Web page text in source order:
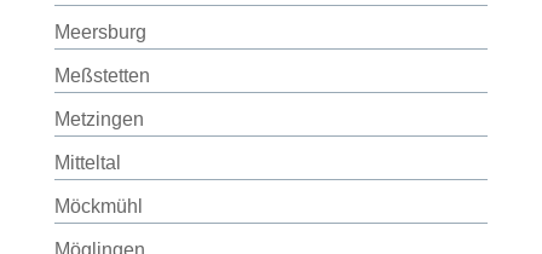
Meersburg
Meßstetten
Metzingen
Mitteltal
Möckmühl
Möglingen